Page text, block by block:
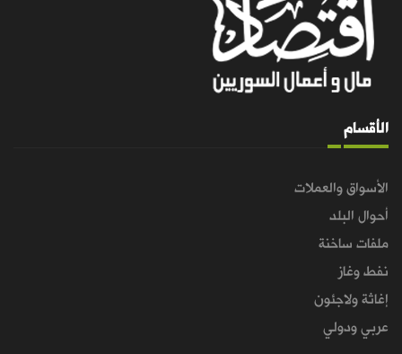
الأقسام
الأسواق والعملات
أحوال البلد
ملفات ساخنة
نفط وغاز
إغاثة ولاجئون
عربي ودولي